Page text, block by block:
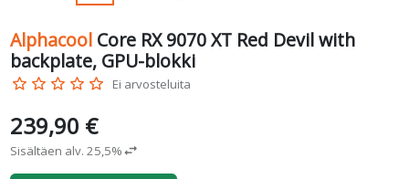
Alphacool Core RX 9070 XT Red Devil with
backplate, GPU-blokki
star_border star_border star_border star_border star_border Ei arvosteluita
239,90 €
Sisältäen alv. 25,5%swap_horiz